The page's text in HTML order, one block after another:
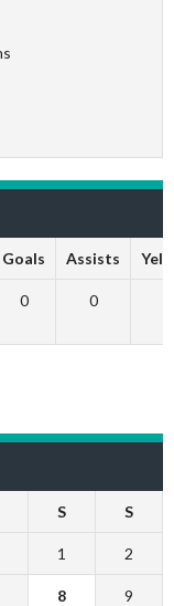
Goals Assists
0 0
S S
1 2
8 9